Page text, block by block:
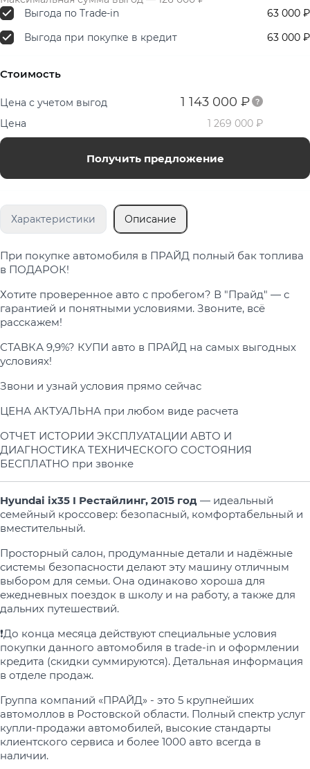
Выгода по Trade-in
63 000 ₽
Выгода при покупке в кредит
63 000 ₽
Стоимость
Цена с учетом выгод 1 143 000 ₽
Цена 1 269 000 ₽
Получить предложение
Характеристики Описание
При покупке автомобиля в ПРАЙД полный бак топлива
в ПОДАРОК!
Хотите проверенное авто с пробегом? В "Прайд" — с
гарантией и понятными условиями. Звоните, всё
расскажем!
СТАВКА 9,9%? КУПИ авто в ПРАЙД на самых выгодных
условиях!
Звони и узнай условия прямо сейчас
ЦЕНА АКТУАЛЬНА при любом виде расчета
ОТЧЕТ ИСТОРИИ ЭКСПЛУАТАЦИИ АВТО И
ДИАГНОСТИКА ТЕХНИЧЕСКОГО СОСТОЯНИЯ
БЕСПЛАТНО при звонке
Hyundai ix35 I Рестайлинг, 2015 год — идеальный
семейный кроссовер: безопасный, комфортабельный и
вместительный.
Просторный салон, продуманные детали и надёжные
системы безопасности делают эту машину отличным
выбором для семьи. Она одинаково хороша для
ежедневных поездок в школу и на работу, а также для
дальних путешествий.
❗️До конца месяца действуют специальные условия
покупки данного автомобиля в trade-in и оформлении
кредита (скидки суммируются). Детальная информация
в отделе продаж.
Группа компаний «ПРАЙД» - это 5 крупнейших
автомоллов в Ростовской области. Полный спектр услуг
купли-продажи автомобилей, высокие стандарты
клиентского сервиса и более 1000 авто всегда в
наличии.